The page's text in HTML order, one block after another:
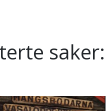
saker: